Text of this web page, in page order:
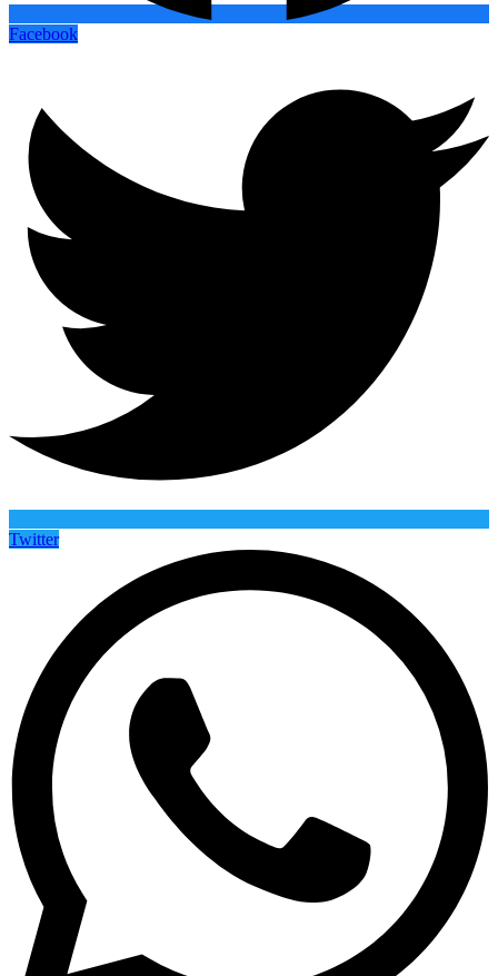
Facebook
Twitter